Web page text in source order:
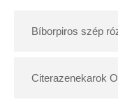
r
Bíborpiros szép
Citerazenekarok